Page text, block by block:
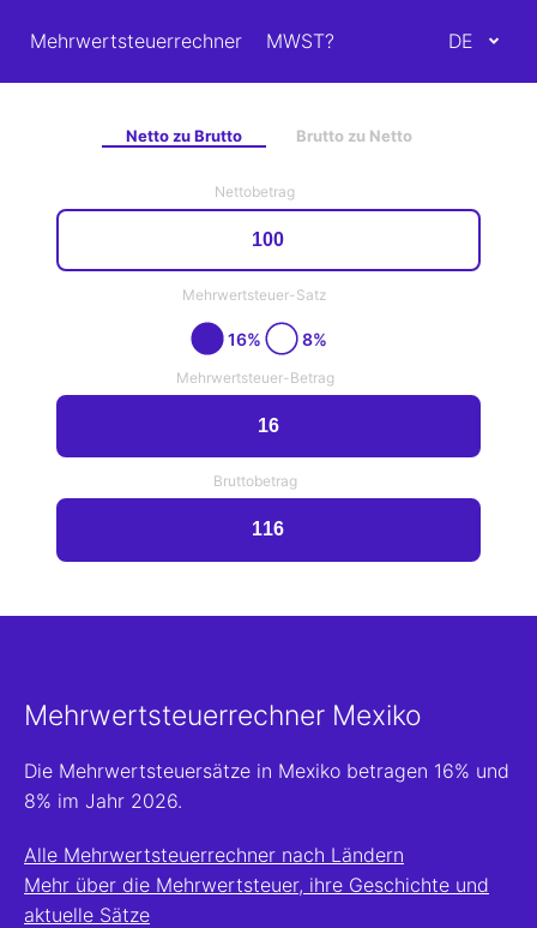
Mehrwertsteuerrechner MWST?
Mehrwertsteuerrechner Mexiko
Die Mehrwertsteuersätze in Mexiko betragen 16% und
8% im Jahr 2026.
Alle Mehrwertsteuerrechner nach Ländern
Mehr über die Mehrwertsteuer, ihre Geschichte und
aktuelle Sätze
Netto zu Brutto Brutto zu Netto
Nettobetrag
Mehrwertsteuer-Satz
16% 8%
Mehrwertsteuer-Betrag
Bruttobetrag
DE